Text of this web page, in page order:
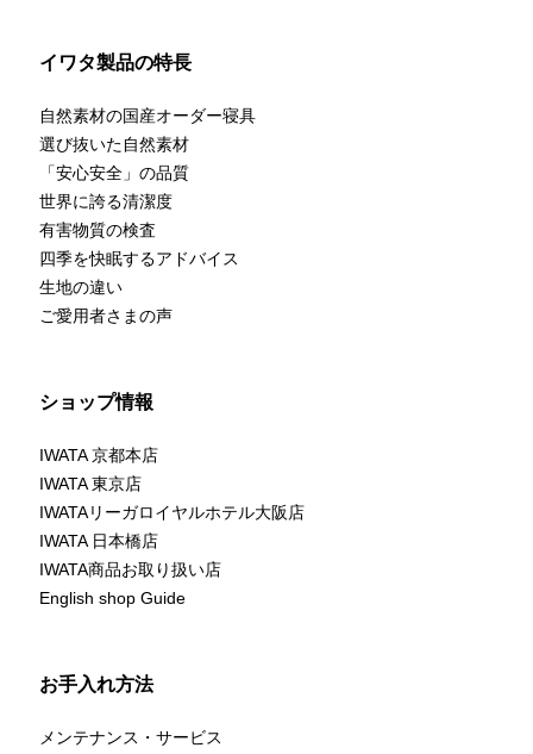
イワタ製品の特長
自然素材の国産オーダー寝具
選び抜いた自然素材
「安心安全」の品質
世界に誇る清潔度
有害物質の検査
四季を快眠するアドバイス
生地の違い
ご愛用者さまの声
ショップ情報
IWATA 京都本店
IWATA 東京店
IWATAリーガロイヤルホテル大阪店
IWATA 日本橋店
IWATA商品お取り扱い店
English shop Guide
お手入れ方法
メンテナンス・サービス